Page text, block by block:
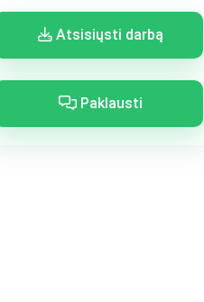
Atsisiųsti darbą
Paklausti